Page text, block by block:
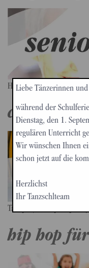
Herzlich willkommen
coole
Tanzprojekt Hip Hop für
hip hop
Liebe Tänzerinnen
während der
Dienstag, den 1.
regulären Unterricht
Wir wünschen Ihnen
schon jetzt auf die
Herzlichst
Ihr Tanzschlteam